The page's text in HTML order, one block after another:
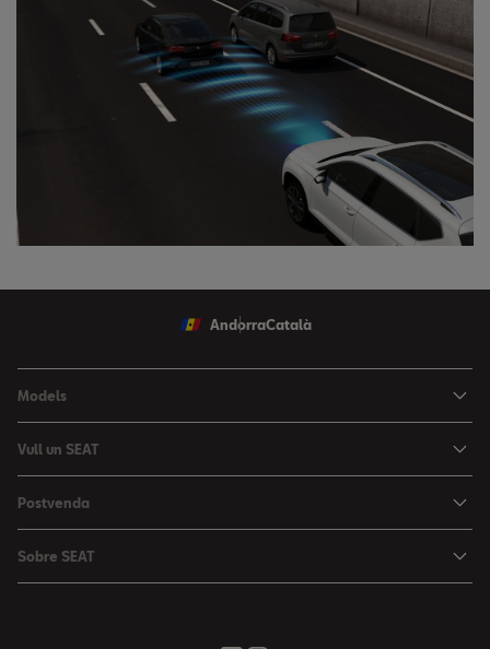
AndorraCatalà
Models
Nou Arona
León
León Sportstourer
Nou Ateca
Vull un SEAT
Vehicle d'Ocasió
Prova un SEAT
Postvenda
Reserva Cita Taller
Sobre SEAT